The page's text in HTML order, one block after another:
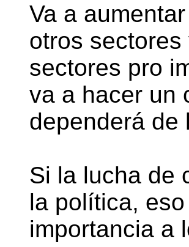
Va a
otros
sectores pro
va a hacer un
dependerá de
Si la lucha de
la política,
importancia a